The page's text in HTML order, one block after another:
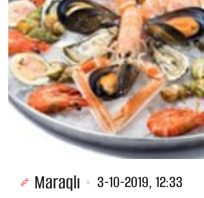
Maraqlı 3-10-2019, 12:33